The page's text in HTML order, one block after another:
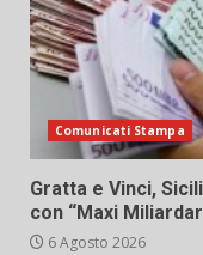
Comunicati Stampa
Gratta e Vinci,
con “Maxi
6 Agosto 2026